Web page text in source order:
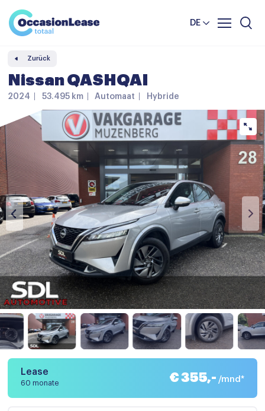
DE
Unternehmer
Nachrichten und tipps
Häufig gestellte Fragen
Komparator
Zurück
Nissan QASHQAI
2024 53.495 km Automaat Hybride
Lease
60 monate € 355,- /mnd*